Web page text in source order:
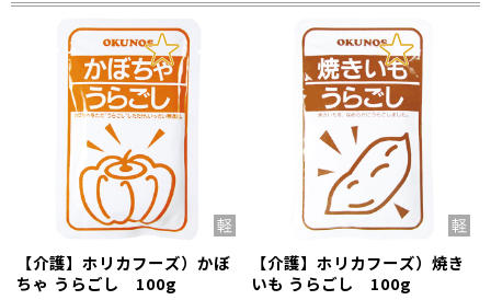
【介護】ホリカフーズ）かぼ
ちゃ うらごし 100g
【介護】ホリカフーズ）焼き
いも うらごし 100g